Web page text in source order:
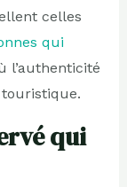
celles
qui
l’authenticité
qui